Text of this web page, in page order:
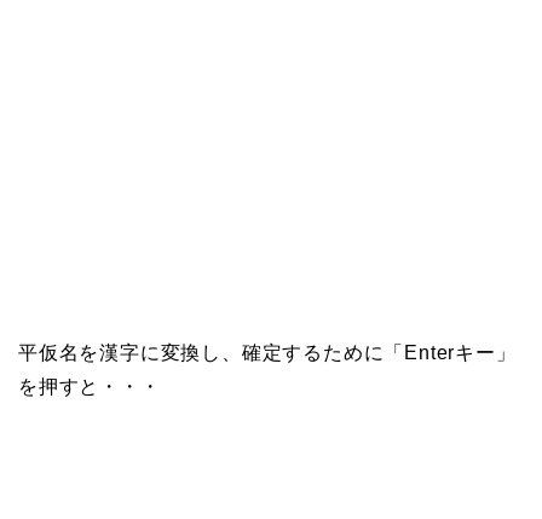
平仮名を漢字に変換し、確定するために「Enterキー」
を押すと・・・